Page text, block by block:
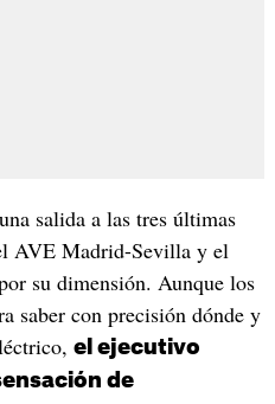
salida a las tres últimas
AVE Madrid-Sevilla y el
su dimensión. Aunque los
saber con precisión dónde y
el ejecutivo
de